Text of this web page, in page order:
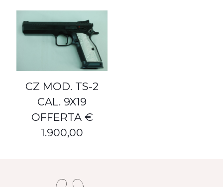
CZ MOD. TS-2
CAL. 9X19
OFFERTA €
1.900,00